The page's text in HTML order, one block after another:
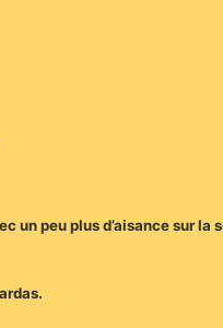
peu plus d’aisance sur la